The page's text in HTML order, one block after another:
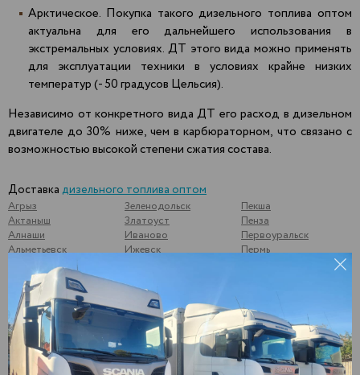
Арктическое. Покупка такого дизельного топлива оптом
актуальна для его дальнейшего использования в
экстремальных условиях. ДТ этого вида можно применять
для эксплуатации техники в условиях крайне низких
температур (- 50 градусов Цельсия).
Независимо от конкретного вида ДТ его расход в дизельном
двигателе до 30% ниже, чем в карбюраторном, что связано с
возможностью высокой степени сжатия состава.
Доставка дизельного топлива оптом
Агрыз
Актаныш
Алнаши
Альметьевск
Арзамас
Арск
Арти
Архангельск
Аша
Бавлы
Бакуры
Зеленодольск
Златоуст
Иваново
Ижевск
Калининск
Калуга
Камышлов
Катайск
Кемь
Киржач
Пекша
Пенза
Первоуральск
Пермь
Покачи
Полевской
Почеп
Починки
Псков